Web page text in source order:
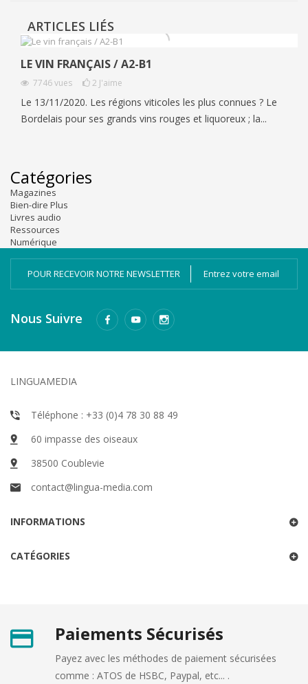
ARTICLES LIÉS
LE VIN FRANÇAIS / A2-B1
7746vues 2 J'aime
Le 13/11/2020. Les régions viticoles les plus connues ? Le
Bordelais pour ses grands vins rouges et liquoreux ; la...
Catégories
Magazines
Bien-dire Plus
Livres audio
Ressources
Numérique
POUR RECEVOIR NOTRE NEWSLETTER
Nous Suivre
LINGUAMEDIA
Téléphone : +33 (0)4 78 30 88 49
60 impasse des oiseaux
38500 Coublevie
contact@lingua-media.com
INFORMATIONS
CATÉGORIES
Paiements Sécurisés
Payez avec les méthodes de paiement sécurisées
comme : ATOS de HSBC, Paypal, etc... .